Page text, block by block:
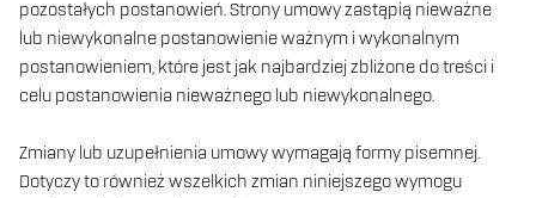
pozostałych postanowień. Strony umowy zastąpią nieważne
lub niewykonalne postanowienie ważnym i wykonalnym
postanowieniem, które jest jak najbardziej zbliżone do treści i
celu postanowienia nieważnego lub niewykonalnego.
Zmiany lub uzupełnienia umowy wymagają formy pisemnej.
Dotyczy to również wszelkich zmian niniejszego wymogu